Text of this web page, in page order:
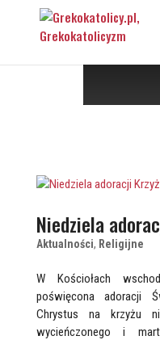
Niedziela
Aktualności, Religijne
W Kościołach
poświęcona adoracji
Chrystus na krzyżu
wycieńczonego i